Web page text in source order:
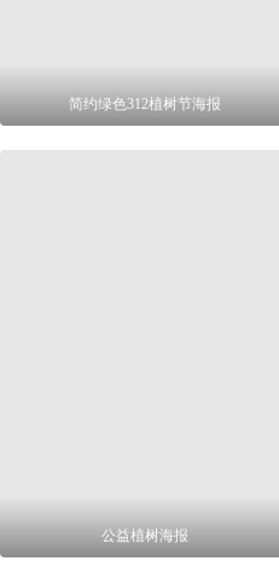
简约绿色312植树节海报
公益植树海报